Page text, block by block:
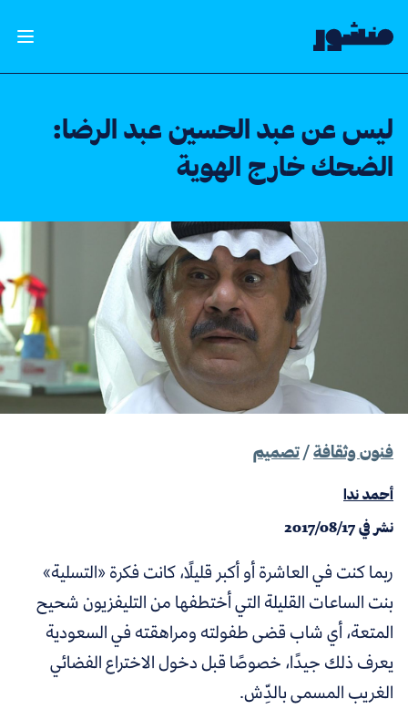
الصفحة الرئيسية
فتح
ليس عن عبد الحسين عبد الرضا:
الضحك خارج الهوية
فنون وثقافة/ تصميم
أحمد ندا
نشر في2017/08/17
ربما كنت في العاشرة أو أكبر قليلًا، كانت فكرة «التسلية»
بنت الساعات القليلة التي أختطفها من التليفزيون شحيح
المتعة، أي شاب قضى طفولته ومراهقته في السعودية
يعرف ذلك جيدًا، خصوصًا قبل دخول الاختراع الفضائي
الغريب المسمى بالدِّش.